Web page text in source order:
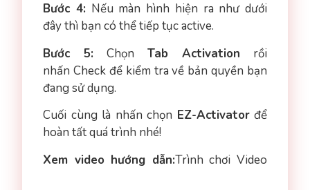
Bước 4: Nếu màn hình hiện ra như dưới
đây thì bạn có thể tiếp tục active.
Bước 5: Chọn Tab Activation rồi
nhấn Check để kiểm tra về bản quyền bạn
đang sử dụng.
Cuối cùng là nhấn chọn EZ-Activatorđể
hoàn tất quá trình nhé!
Xem video hướng dẫn:Trình chơi Video